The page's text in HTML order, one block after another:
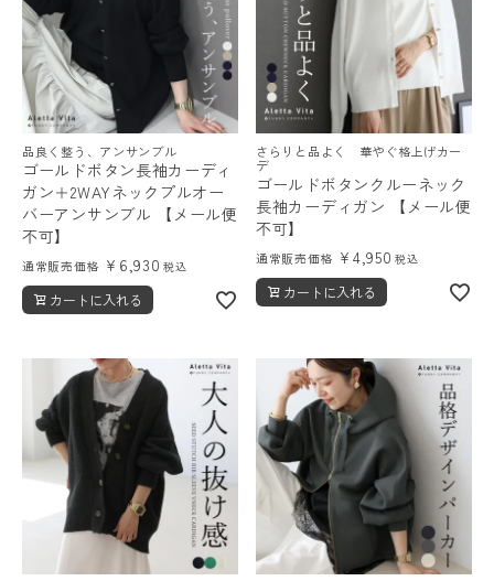
品良く整う、アンサンブル
ゴールドボタン長袖カーディ
ガン＋2WAYネックプルオー
バーアンサンブル 【メール便
不可】
通常販売価格 ¥ 6,930 税込
カートに入れる
さらりと品よく 華やぐ格上げカー
デ
ゴールドボタンクルーネック
長袖カーディガン 【メール便
不可】
通常販売価格 ¥ 4,950 税込
カートに入れる